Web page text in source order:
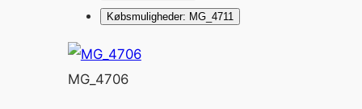
Købsmuligheder: MG_4711
MG_4706